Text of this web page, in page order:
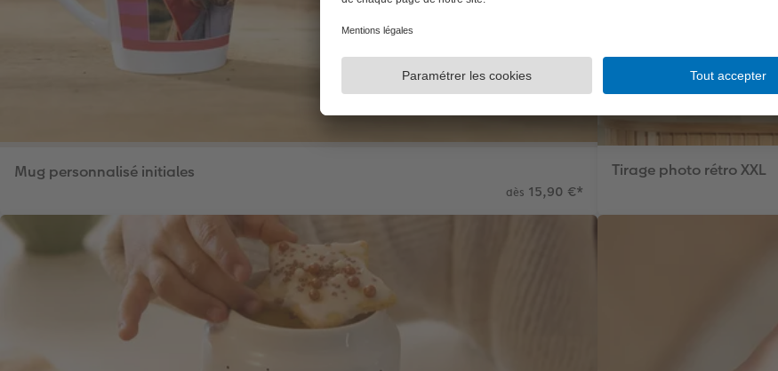
Mug personnalisé initiales
dès 15,90 €*
Tirage photo rétro XXL